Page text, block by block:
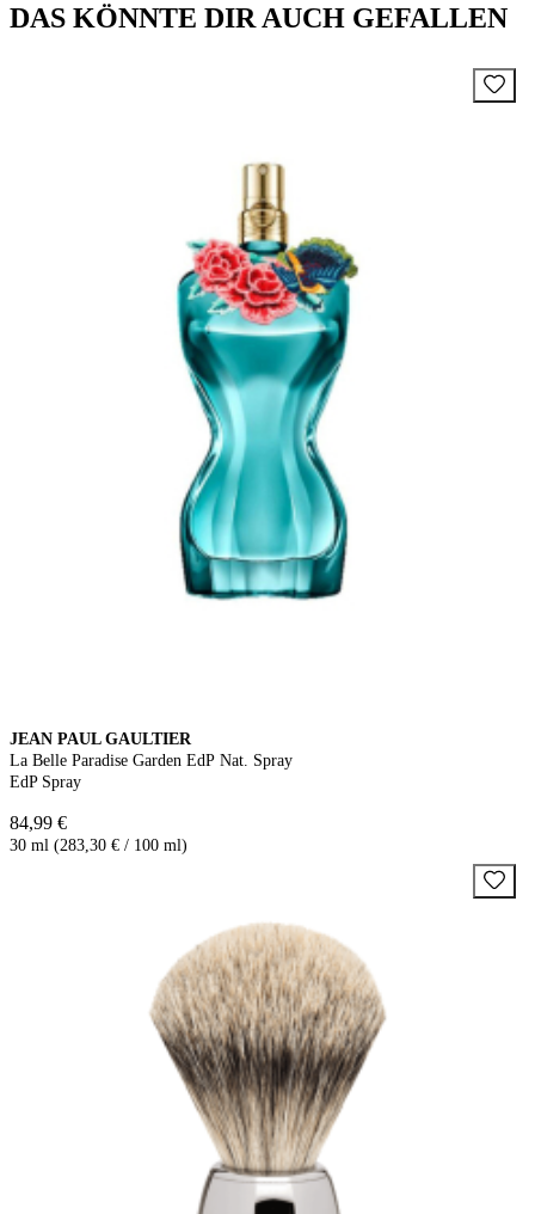
DAS KÖNNTE DIR AUCH GEFALLEN
JEAN PAUL GAULTIER
La Belle Paradise Garden EdP Nat. Spray
EdP Spray
84,99 €
30 ml (283,30 € / 100 ml)